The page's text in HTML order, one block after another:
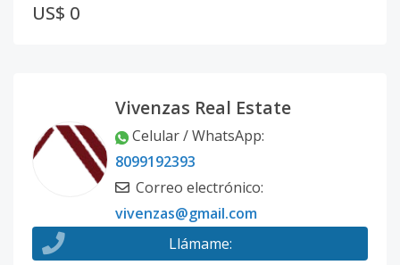
US$ 0
Vivenzas Real Estate
Celular / WhatsApp:
8099192393
Correo electrónico:
vivenzas@gmail.com
Llámame: